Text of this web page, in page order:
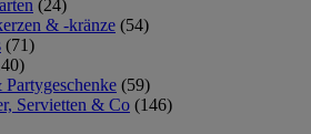
(24)
& -kränze (54)
(71)
(59)
Servietten & Co (146)